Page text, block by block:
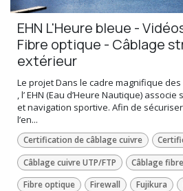
EHN L'Heure bleue -
Fibre optique - Câblage
extérieur
Le projet Dans le cadre magnifique des
, l’ EHN (Eau d’Heure Nautique)
et navigation sportive. Afin de
l’en...
Certification de câblage cuivre
Câblage cuivre UTP/FTP
Câblage
Fibre optique
Firewall Fujikura